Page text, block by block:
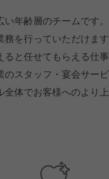
年齢層のチームです
を行っていただけま
と任せてもらえる仕
スタッフ・宴会サー
体でお客様へのより